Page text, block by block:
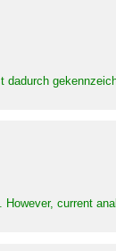
current